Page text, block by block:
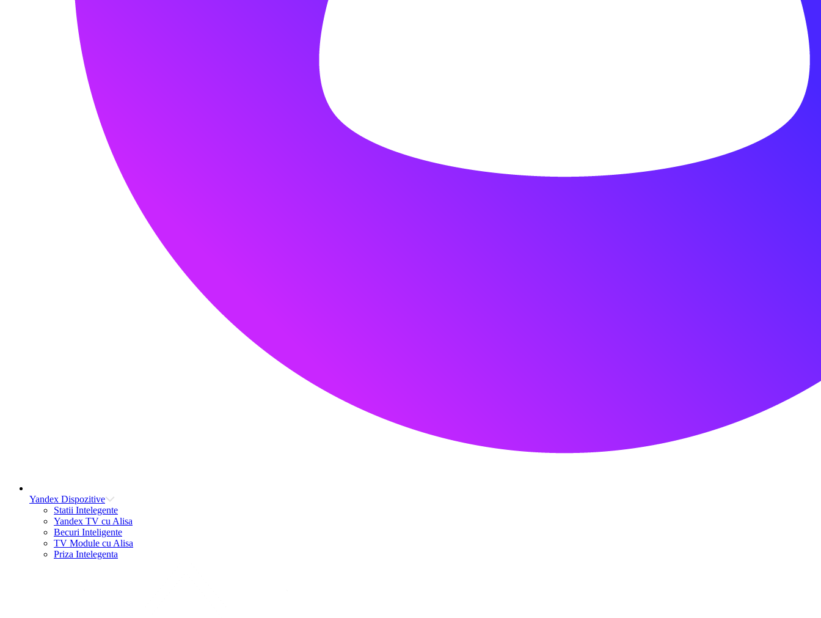
Yandex Dispozitive
Statii Intelegente
Yandex TV cu Alisa
Becuri Inteligente
TV Module cu Alisa
Priza Intelegenta